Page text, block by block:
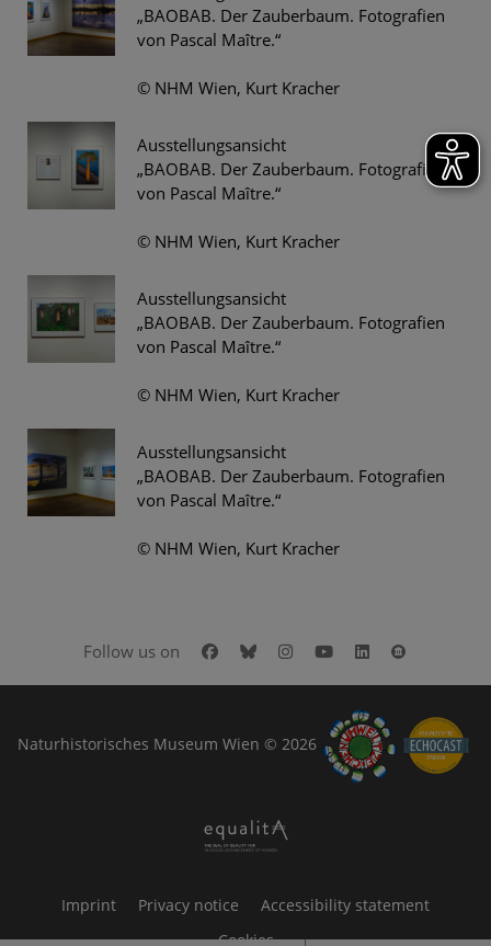
„BAOBAB. Der Zauberbaum. Fotografien
von Pascal Maître.“
© NHM Wien, Kurt Kracher
Ausstellungsansicht
„BAOBAB. Der Zauberbaum. Fotografien
von Pascal Maître.“
© NHM Wien, Kurt Kracher
Ausstellungsansicht
„BAOBAB. Der Zauberbaum. Fotografien
von Pascal Maître.“
© NHM Wien, Kurt Kracher
Ausstellungsansicht
„BAOBAB. Der Zauberbaum. Fotografien
von Pascal Maître.“
© NHM Wien, Kurt Kracher
Follow us on Facebook
BlueskyInstagram
YoutubeLinkedIn
Naturhistorisches Museum Wien © 2026
Imprint Privacy notice
Accessibility statement
Cookies